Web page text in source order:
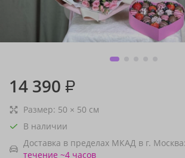
14 390 ₽
Размер: 50 × 50 см
В наличии
Доставка в пределах МКАД в г. Москва:
течение ~4 часов